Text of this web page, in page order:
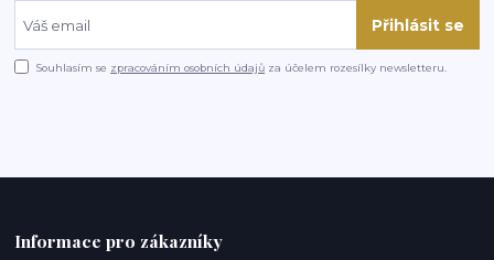
Přihlásit se
Souhlasím se zpracováním osobních údajů za účelem rozesílky newsletteru.
Informace pro zákazníky